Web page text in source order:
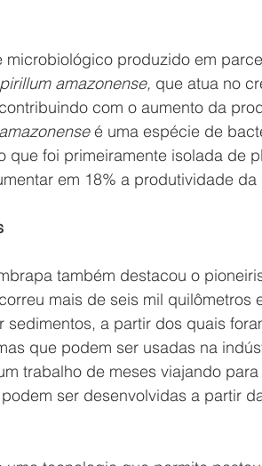
microbiológico produzido em
amazonense, que atua no
com o aumento da
é uma espécie de
que foi primeiramente isolada de
em 18% a produtividade
também destacou o
mais de seis mil quilômetros
a partir dos quais
que podem ser usadas na
trabalho de meses viajando
ser desenvolvidas a partir